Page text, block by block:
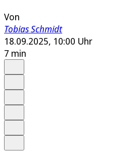
Von
Tobias Schmidt
18.09.2025, 10:00 Uhr
7 min